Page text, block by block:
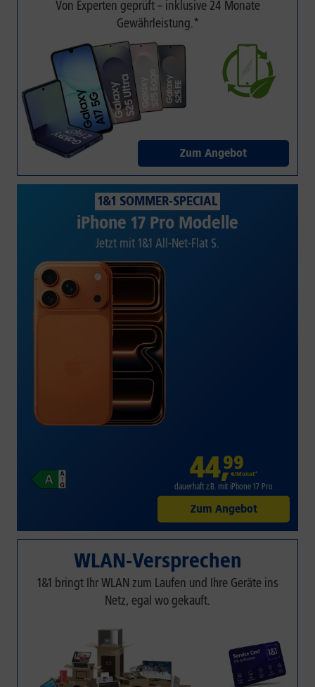
Von Experten geprüft – inklusive 24 Monate
Gewährleistung.*
Zum Angebot
1&1 SOMMER-SPECIAL
iPhone 17 Pro Modelle
Jetzt mit 1&1 All-Net-Flat S.
44,99
€/Monat*
dauerhaft z.B. mit iPhone 17 Pro
Zum Angebot
WLAN-Versprechen
1&1 bringt Ihr WLAN zum Laufen und Ihre Geräte ins
Netz, egal wo gekauft.